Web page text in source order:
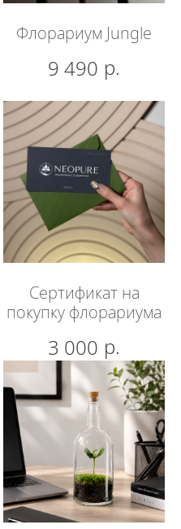
Флорариум Jungle
9 490 р.
Сертификат на
покупку флорариума
3 000 р.